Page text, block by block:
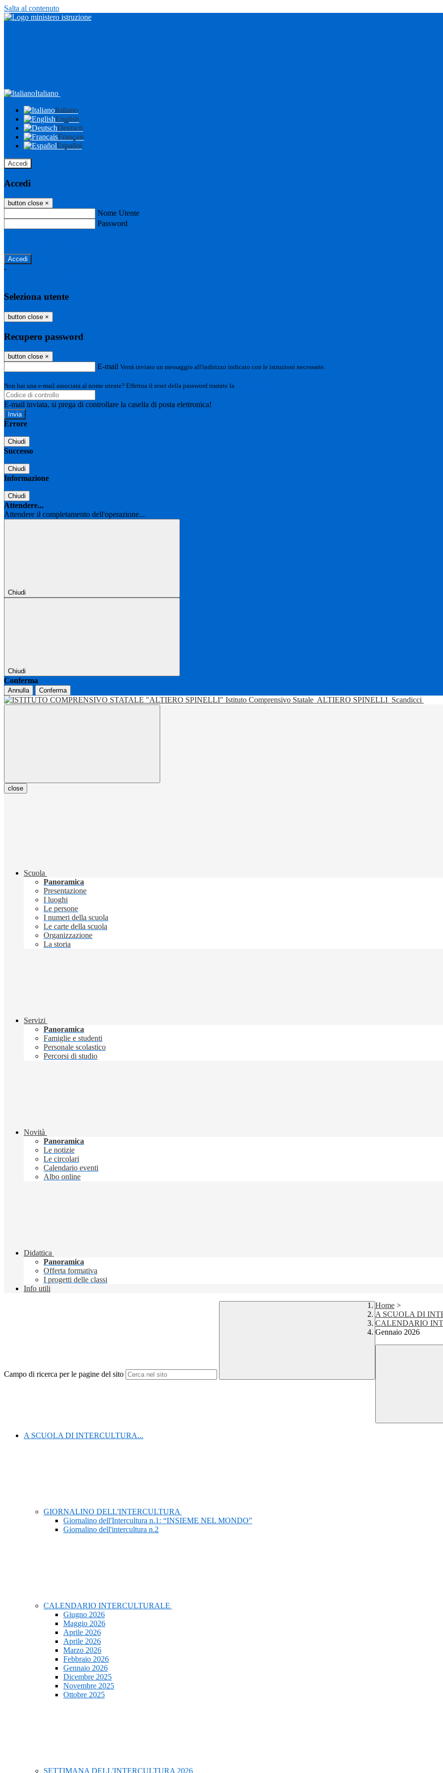
Salta al contenuto
Italiano
Italiano
English
Deutsch
Français
Español
Accedi
Accedi
button close ×
Nome Utente
Password
-
Seleziona utente
button close ×
Recupero password
button close ×
E-mail Verrà inviato un messaggio all'indirizzo indicato con le istruzioni necessarie.
Non hai una e-mail associata al nome utente? Effettua il reset della password tramite la
E-mail inviata, si prega di controllare la casella di posta elettronica!
Errore
Chiudi
Successo
Chiudi
Informazione
Chiudi
Attendere...
Attendere il completamento dell'operazione...
Chiudi
Chiudi
Conferma
Annulla Conferma
Istituto Comprensivo Statale ALTIERO SPINELLI Scandicci
close
Scuola
Panoramica
Presentazione
I luoghi
Le persone
I numeri della scuola
Le carte della scuola
Organizzazione
La storia
Servizi
Panoramica
Famiglie e studenti
Personale scolastico
Percorsi di studio
Novità
Panoramica
Le notizie
Le circolari
Calendario eventi
Albo online
Didattica
Panoramica
Offerta formativa
I progetti delle classi
Info utili
Campo di ricerca per le pagine del sito
Home >
A SCUOLA DI
CALENDARIO
Gennaio 2026
A SCUOLA DI INTERCULTURA...
GIORNALINO DELL'INTERCULTURA
Giornalino dell'Intercultura n.1: “INSIEME NEL MONDO”
Giornalino dell'intercultura n.2
CALENDARIO INTERCULTURALE
Giugno 2026
Maggio 2026
Aprile 2026
Aprile 2026
Marzo 2026
Febbraio 2026
Gennaio 2026
Dicembre 2025
Novembre 2025
Ottobre 2025
SETTIMANA DELL'INTERCULTURA 2026